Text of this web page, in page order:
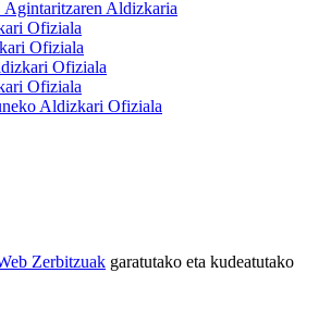
Aldizkaria
Ofiziala
Ofiziala
Ofiziala
Ofiziala
Aldizkari Ofiziala
Zerbitzuak garatutako eta kudeatutako